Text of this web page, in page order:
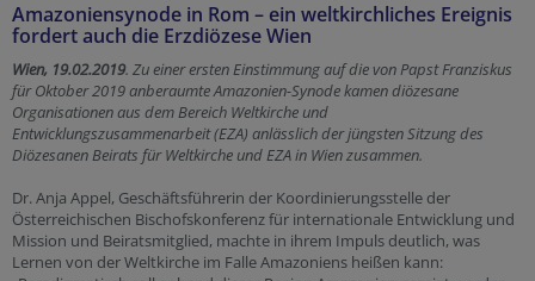
Amazoniensynode in Rom – ein weltkirchliches Ereignis
fordert auch die Erzdiözese Wien
Wien, 19.02.2019. Zu einer ersten Einstimmung auf die von Papst Franziskus
für Oktober 2019 anberaumte Amazonien-Synode kamen diözesane
Organisationen aus dem Bereich Weltkirche und
Entwicklungszusammenarbeit (EZA) anlässlich der jüngsten Sitzung des
Diözesanen Beirats für Weltkirche und EZA in Wien zusammen.
Dr. Anja Appel, Geschäftsführerin der Koordinierungsstelle der
Österreichischen Bischofskonferenz für internationale Entwicklung und
Mission und Beiratsmitglied, machte in ihrem Impuls deutlich, was
Lernen von der Weltkirche im Falle Amazoniens heißen kann: